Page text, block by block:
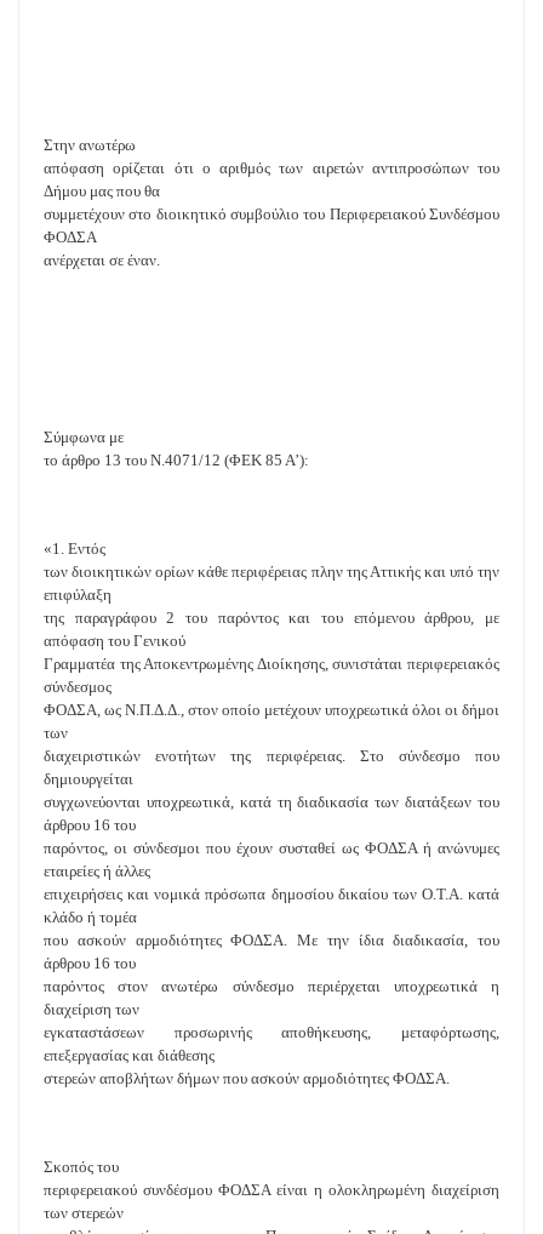
Στην ανωτέρω
απόφαση ορίζεται ότι ο αριθμός των αιρετών αντιπροσώπων του
Δήμου μας που θα
συμμετέχουν στο διοικητικό συμβούλιο του Περιφερειακού Συνδέσμου
ΦΟΔΣΑ
ανέρχεται σε έναν.
Σύμφωνα με
το άρθρο 13 του Ν.4071/12 (ΦΕΚ 85 Α’):
«1. Εντός
των διοικητικών ορίων κάθε περιφέρειας πλην της Αττικής και υπό την
επιφύλαξη
της παραγράφου 2 του παρόντος και του επόμενου άρθρου, με
απόφαση του Γενικού
Γραμματέα της Αποκεντρωμένης Διοίκησης, συνιστάται περιφερειακός
σύνδεσμος
ΦΟΔΣΑ, ως Ν.Π.Δ.Δ., στον οποίο μετέχουν υποχρεωτικά όλοι οι δήμοι
των
διαχειριστικών ενοτήτων της περιφέρειας. Στο σύνδεσμο που
δημιουργείται
συγχωνεύονται υποχρεωτικά, κατά τη διαδικασία των διατάξεων του
άρθρου 16 του
παρόντος, οι σύνδεσμοι που έχουν συσταθεί ως ΦΟΔΣΑ ή ανώνυμες
εταιρείες ή άλλες
επιχειρήσεις και νομικά πρόσωπα δημοσίου δικαίου των Ο.Τ.Α. κατά
κλάδο ή τομέα
που ασκούν αρμοδιότητες ΦΟΔΣΑ. Με την ίδια διαδικασία, του
άρθρου 16 του
παρόντος στον ανωτέρω σύνδεσμο περιέρχεται υποχρεωτικά η
διαχείριση των
εγκαταστάσεων προσωρινής αποθήκευσης, μεταφόρτωσης,
επεξεργασίας και διάθεσης
στερεών αποβλήτων δήμων που ασκούν αρμοδιότητες ΦΟΔΣΑ.
Σκοπός του
περιφερειακού συνδέσμου ΦΟΔΣΑ είναι η ολοκληρωμένη διαχείριση
των στερεών